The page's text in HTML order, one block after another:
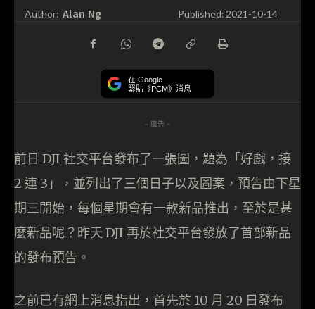
Author: Alan Ng Published:2021-10-14
在 Google
緊貼《PCM》消息
- 廣告 -
前日 DJI 社交平台發布了一張圖，題為「好戲，接
2 連 3」，並列出了三個日子以及圖案，預告由下星
期三開始，每個星期會有一款新品推出，至於是甚
麼新品呢？昨天 DJI 再於社交平台發放了首部新品
的發布預告。
之前已有網上消息指出，首先於 10 月 20 日發布